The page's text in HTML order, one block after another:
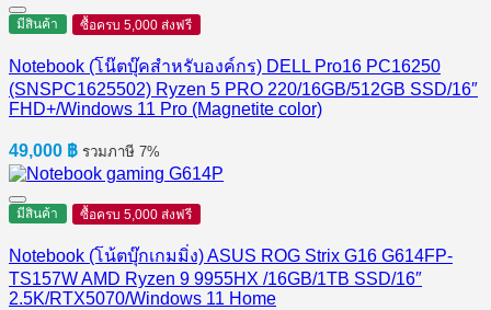
มีสินค้า ซื้อครบ 5,000 ส่งฟรี
Notebook (โน๊ตบุ๊คสำหรับองค์กร) DELL Pro16 PC16250
(SNSPC1625502) Ryzen 5 PRO 220/16GB/512GB SSD/16″
FHD+/Windows 11 Pro (Magnetite color)
49,000 ฿ รวมภาษี 7%
มีสินค้า ซื้อครบ 5,000 ส่งฟรี
Notebook (โน้ตบุ๊กเกมมิ่ง) ASUS ROG Strix G16 G614FP-
TS157W AMD Ryzen 9 9955HX /16GB/1TB SSD/16″
2.5K/RTX5070/Windows 11 Home